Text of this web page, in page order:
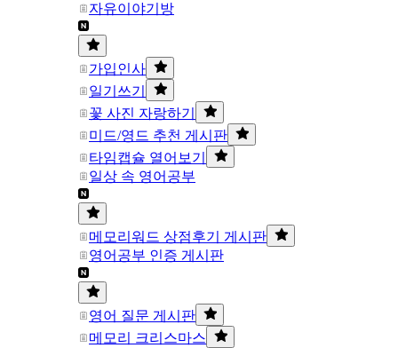
자유이야기방
가입인사
일기쓰기
꽃 사진 자랑하기
미드/영드 추천 게시판
타임캡슐 열어보기
일상 속 영어공부
메모리워드 상점후기 게시판
영어공부 인증 게시판
영어 질문 게시판
메모리 크리스마스